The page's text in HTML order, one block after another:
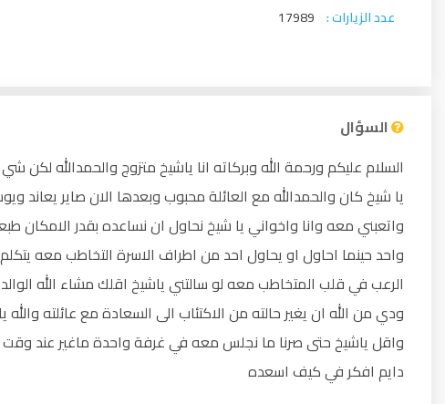
عدد الزيارات : 17989
السؤال
السلام عليكم ورحمة الله وبركاته انا ياشيخ متزوج والحمدالله
يا شيخ كان والحمدالله مع العائلة محبوب وبعدها الان صاير
واحد حينما احاول او يحاول احد من اطراف الاسرة التخاطب معه
الرعب في قلب المتخاطب معه لو سالتني ياشيخ اقلك مشاء الله
ودي من الله ان يغير حالته من الاكتئاب الى السعادة مع عائلته
واقل ياشيخ حتى صرنا ما نجلس معه في غرفة واحدة ماغير عند وقت
دايم افكر في كيف اسعده